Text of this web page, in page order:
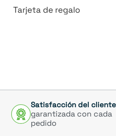
Tarjeta de regalo
Satisfacción del cliente
garantizada con cada
pedido